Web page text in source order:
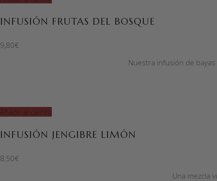
INFUSIÓN FRUTAS DEL BOSQUE
9,80€
Nuestra infusión de
Añadir al carrito
INFUSIÓN JENGIBRE LIMÓN
8,50€
Una mezcla